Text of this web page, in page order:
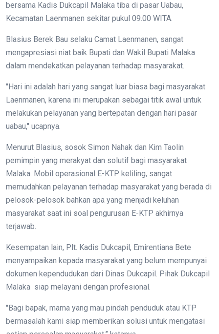
bersama Kadis Dukcapil Malaka tiba di pasar Uabau,
Kecamatan Laenmanen sekitar pukul 09.00 WITA.
Blasius Berek Bau selaku Camat Laenmanen, sangat
mengapresiasi niat baik Bupati dan Wakil Bupati Malaka
dalam mendekatkan pelayanan terhadap masyarakat.
"Hari ini adalah hari yang sangat luar biasa bagi masyarakat
Laenmanen, karena ini merupakan sebagai titik awal untuk
melakukan pelayanan yang bertepatan dengan hari pasar
uabau," ucapnya.
Menurut Blasius, sosok Simon Nahak dan Kim Taolin
pemimpin yang merakyat dan solutif bagi masyarakat
Malaka. Mobil operasional E-KTP keliling, sangat
memudahkan pelayanan terhadap masyarakat yang berada di
pelosok-pelosok bahkan apa yang menjadi keluhan
masyarakat saat ini soal pengurusan E-KTP akhirnya
terjawab.
Kesempatan lain, Plt. Kadis Dukcapil, Emirentiana Bete
menyampaikan kepada masyarakat yang belum mempunyai
dokumen kependudukan dari Dinas Dukcapil. Pihak Dukcapil
Malaka siap melayani dengan profesional.
"Bagi bapak, mama yang mau pindah penduduk atau KTP
bermasalah kami siap memberikan solusi untuk mengatasi